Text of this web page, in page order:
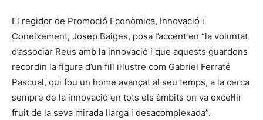
El regidor de Promoció Econòmica, Innovació i
Coneixement, Josep Baiges, posa l’accent en “la voluntat
d’associar Reus amb la innovació i que aquests guardons
recordin la figura d’un fill il·lustre com Gabriel Ferraté
Pascual, qui fou un home avançat al seu temps, a la cerca
sempre de la innovació en tots els àmbits on va excel·lir
fruit de la seva mirada llarga i desacomplexada”.